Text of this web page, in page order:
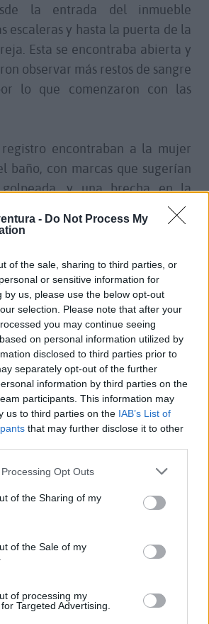
- Do Not Process My
of the sale, sharing to third parties, or
or sensitive information for
by us, please use the below opt-out
selection. Please note that after your
you may continue seeing
on personal information utilized by
disclosed to third parties prior to
separately opt-out of the further
information by third parties on the
participants. This information may
us to third parties on the IAB’s List of
that may further disclose it to other
Opt Outs
of the Sharing of my
of the Sale of my
of processing my
Targeted Advertising.
la entrada del inmueble
escaleras y hasta la puerta de la
Esta se encontraba abierta y
observar más restos de sangre
lo que comenzaron con las
encontraban a la mujer
baño, con marcas que sugerían
y una brecha en la
inmediatamente se avisó a los
que la trasladaban al
policontusiones.
a la inmediata detención
ya pasado a disposición Judicial
en libertad con cargos.
golpe de calor en Fuerteventura
en Fuerteventura